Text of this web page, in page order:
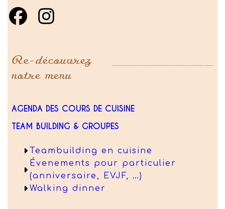
Re-découvrez
notre menu
AGENDA DES COURS DE CUISINE
TEAM BUILDING & GROUPES
Teambuilding en cuisine
Évenements pour particulier
(anniversaire, EVJF, …)
Walking dinner